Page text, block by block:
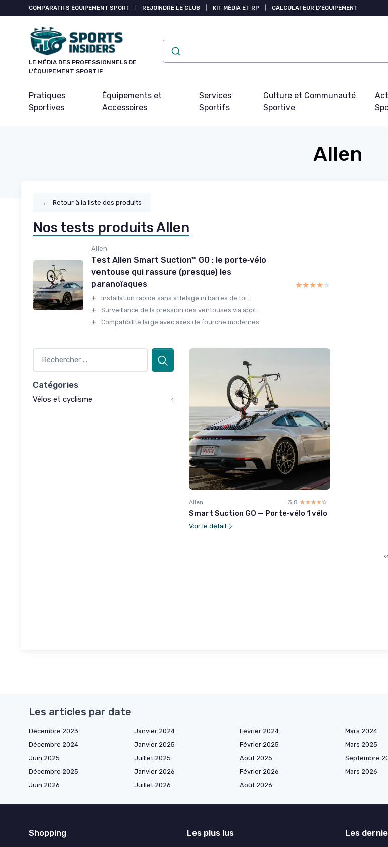
COMPARATIFS ÉQUIPEMENT SPORT REJOINDRE LE CLUB KIT MÉDIA ET RP CALCULATEUR D'ÉQUIPEMENT
LE MÉDIA DES PROFESSIONNELS DE
L'ÉQUIPEMENT SPORTIF
Pratiques
Sportives
Équipements et
Accessoires
Services
Sportifs
Culture et Communauté
Sportive
Allen
← Retour à la liste des produits
Nos tests produits Allen
Allen
Test Allen Smart Suction™ GO : le porte‑vélo
ventouse qui rassure (presque) les
paranoïaques
+ Installation rapide sans attelage ni barres de toi...
+ Surveillance de la pression des ventouses via appl...
+ Compatibilité large avec axes de fourche modernes...
★★★★★
★★★★★
Catégories
Vélos et cyclisme 1
Allen 3.8 ☆☆☆☆☆
★★★★★
Smart Suction GO — Porte‑vélo 1 vélo
Voir le détail
‹‹
Les articles par date
Décembre 2023 Janvier 2024 Février 2024 Mars 2024
Décembre 2024
Janvier 2025 Février 2025 Mars 2025
Juin 2025
Juillet 2025 Août 2025 Septembre
Décembre 2025
Janvier 2026 Février 2026 Mars 2026
Juin 2026
Juillet 2026 Août 2026
Shopping Les plus lus Les
Panneau de gestion des cookies